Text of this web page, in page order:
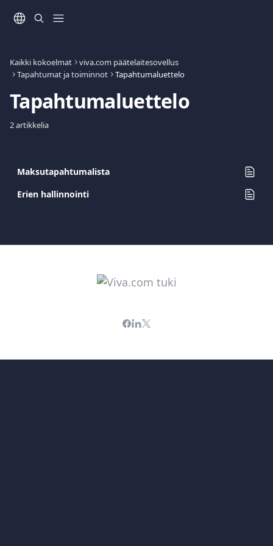
Kaikki kokoelmat
viva.com päätelaitesovellus
Tapahtumat ja toiminnot
Tapahtumaluettelo
Tapahtumaluettelo
2 artikkelia
Maksutapahtumalista
Erien hallinnointi